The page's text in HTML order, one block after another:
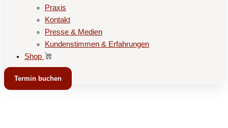
Praxis
Kontakt
Presse & Medien
Kundenstimmen & Erfahrungen
Shop
Termin buchen